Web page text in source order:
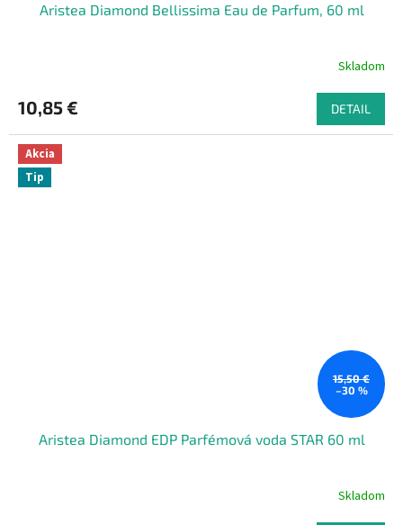
Aristea Diamond Bellissima Eau de Parfum, 60 ml
Skladom
10,85 € DETAIL
Akcia
Tip
15,50 €
–30 %
Aristea Diamond EDP Parfémová voda STAR 60 ml
Skladom